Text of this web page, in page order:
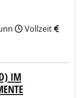
Vollzeit
IM